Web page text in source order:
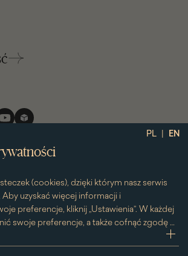
PL | EN
(cookies), dzięki którym nasz serwis
kliknij „Ustawienia”. W każdej
swoje preferencje, a także cofnąć zgodę na
Możesz to zrobić, klikając na podstronę
się w stopce.